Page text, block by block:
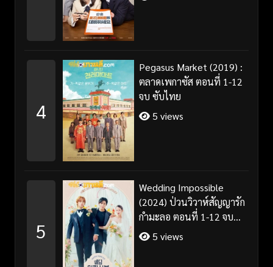
4
Pegasus Market (2019) :
ตลาดเพกาซัส ตอนที่ 1-12
จบ ซับไทย
5 views
5
Wedding Impossible
(2024) ป่วนวิวาห์สัญญารัก
กำมะลอ ตอนที่ 1-12 จบ
พากย์ไทย/ซับไทย
5 views